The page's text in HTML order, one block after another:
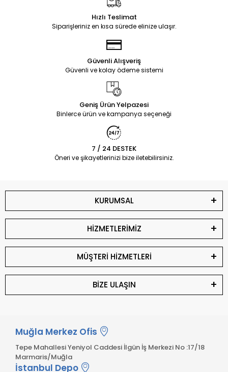
Hızlı Teslimat
Siparişleriniz en kısa sürede elinize ulaşır.
Güvenli Alışveriş
Güvenli ve kolay ödeme sistemi
Geniş Ürün Yelpazesi
Binlerce ürün ve kampanya seçeneği
7 / 24 DESTEK
Öneri ve şikayetlerinizi bize iletebilirsiniz.
KURUMSAL
HİZMETLERİMİZ
MÜŞTERİ HİZMETLERİ
BİZE ULAŞIN
Muğla Merkez Ofis
Tepe Mahallesi Yeniyol Caddesi İlgün İş Merkezi No :17/18
Marmaris/Muğla
İstanbul Depo